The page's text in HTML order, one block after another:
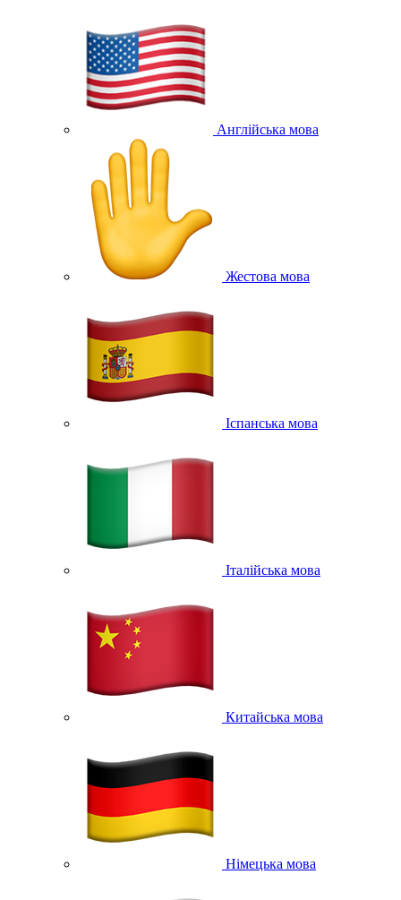
Англійська мова
Жестова мова
Іспанська мова
Італійська мова
Китайська мова
Німецька мова